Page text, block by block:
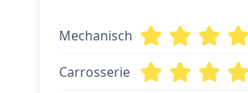
Mechanisch
Carrosserie